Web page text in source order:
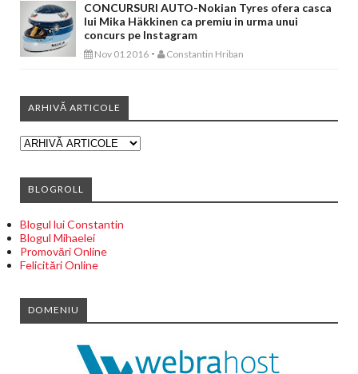
CONCURSURI AUTO-Nokian Tyres ofera casca
lui Mika Häkkinen ca premiu in urma unui
concurs pe Instagram
Nov 01 2016 - Constantin Hriban
ARHIVĂ ARTICOLE
BLOGROLL
Blogul lui Constantin
Blogul Mihaelei
Promovări Online
Felicitări Online
DOMENIU